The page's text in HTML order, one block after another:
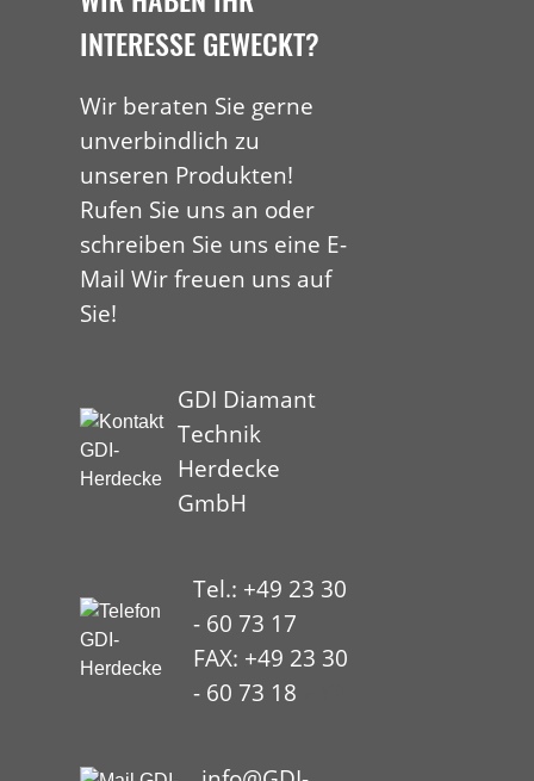
INTERESSE GEWECKT?
Wir beraten Sie gerne
unverbindlich zu
unseren Produkten!
Rufen Sie uns an oder
schreiben Sie uns eine E-
Mail Wir freuen uns auf
Sie!
GDI Diamant
Technik
Herdecke
GmbH
Tel.: +49 23 30
- 60 73 17
FAX: +49 23 30
- 60 73 18